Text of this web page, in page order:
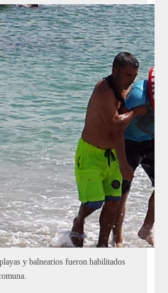
y balnearios fueron habilitados